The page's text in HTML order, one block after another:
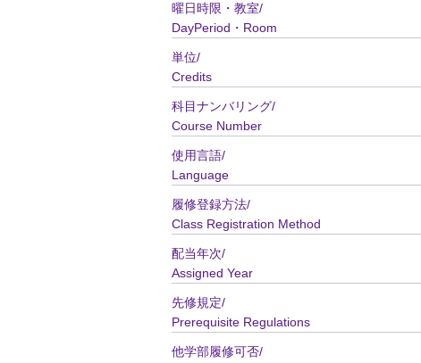
曜日時限・教室/
DayPeriod・Room
単位/
Credits
科目ナンバリング/
Course Number
使用言語/
Language
履修登録方法/
Class Registration Method
配当年次/
Assigned Year
先修規定/
Prerequisite Regulations
他学部履修可否/